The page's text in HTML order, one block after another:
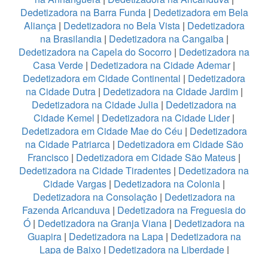
Dedetizadora na Barra Funda | Dedetizadora em Bela
Aliança | Dedetizadora no Bela Vista| Dedetizadora
na Brasilandia| Dedetizadora na Cangaiba|
Dedetizadora na Capela do Socorro | Dedetizadora na
Casa Verde | Dedetizadora na Cidade Ademar|
Dedetizadora em Cidade Continental | Dedetizadora
na Cidade Dutra | Dedetizadora na Cidade Jardim|
Dedetizadora na Cidade Julia | Dedetizadora na
Cidade Kemel | Dedetizadora na Cidade Lider|
Dedetizadora em Cidade Mae do Céu | Dedetizadora
na Cidade Patriarca| Dedetizadora em Cidade São
Francisco | Dedetizadora em Cidade São Mateus |
Dedetizadora na Cidade Tiradentes | Dedetizadora na
Cidade Vargas | Dedetizadora na Colonia |
Dedetizadora na Consolação | Dedetizadora na
Fazenda Aricanduva | Dedetizadora na Freguesia do
Ó | Dedetizadora na Granja Viana | Dedetizadora na
Guapira| Dedetizadora na Lapa| Dedetizadora na
Lapa de Baixo | Dedetizadora na Liberdade |